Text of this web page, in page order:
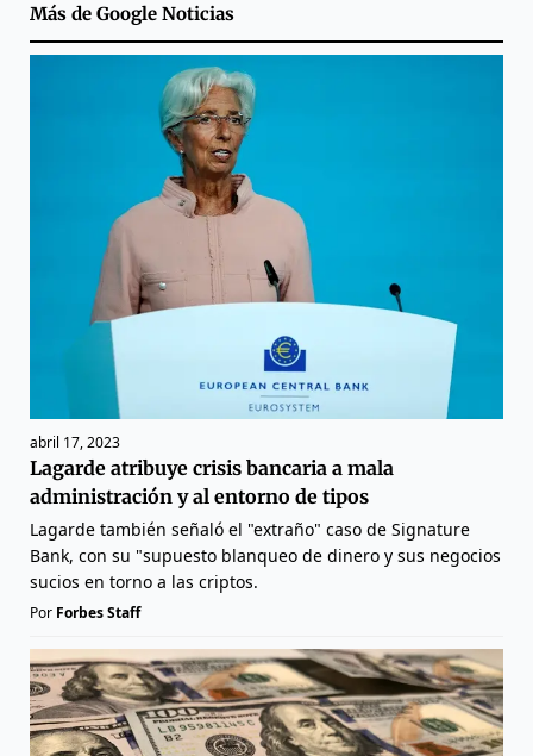
Más de Google Noticias
abril 17, 2023
Lagarde atribuye crisis bancaria a mala
administración y al entorno de tipos
Lagarde también señaló el "extraño" caso de Signature
Bank, con su "supuesto blanqueo de dinero y sus negocios
sucios en torno a las criptos.
Por Forbes Staff